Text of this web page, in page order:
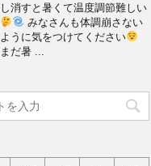
し消すと暑くて温度調節難しい
みなさんも体調崩さない
ように気をつけてください
まだ暑 ...